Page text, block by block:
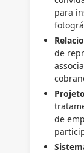
para
de
de